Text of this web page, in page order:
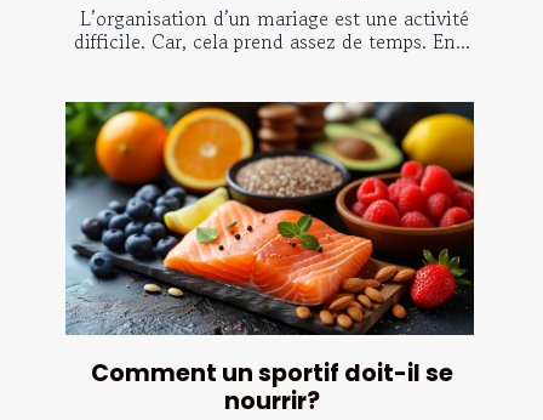
L’organisation d’un mariage est une activité
difficile. Car, cela prend assez de temps. En...
Comment un sportif doit-il se
nourrir?